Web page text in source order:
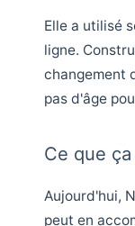
Elle a utilisé
ligne.
changement
pas d'âge
Ce que
Aujourd'hui,
peut en